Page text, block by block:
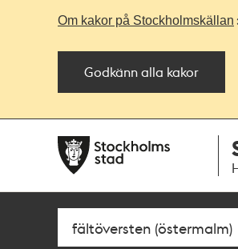
Om kakor på Stockholmskällan
Godkänn alla kakor
navigationen
huvudinnehållet
Sök